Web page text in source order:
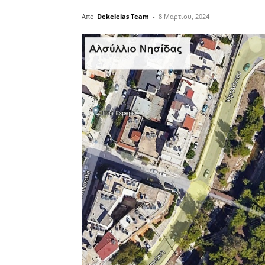
Από Dekeleias Team - 8 Μαρτίου, 2024